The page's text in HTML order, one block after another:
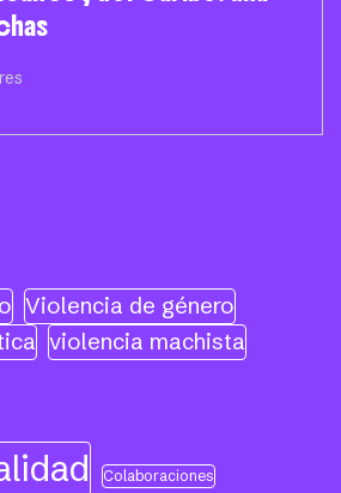
Violencia de género
violencia machista
Colaboraciones